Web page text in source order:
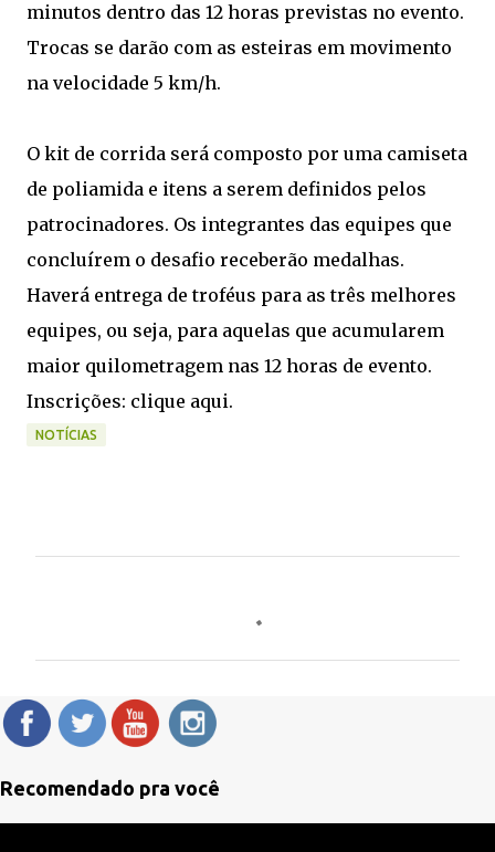
minutos dentro das 12 horas previstas no evento.
Trocas se darão com as esteiras em movimento
na velocidade 5 km/h.
O kit de corrida será composto por uma camiseta
de poliamida e itens a serem definidos pelos
patrocinadores. Os integrantes das equipes que
concluírem o desafio receberão medalhas.
Haverá entrega de troféus para as três melhores
equipes, ou seja, para aquelas que acumularem
maior quilometragem nas 12 horas de evento.
Inscrições: clique aqui.
NOTÍCIAS
n
t
Recomendado pra você